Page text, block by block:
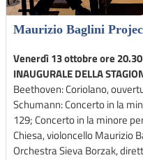
Maurizio Baglini
Venerdì 13 ottobre ore
INAUGURALE DELLA
Beethoven: Coriolano,
Schumann: Concerto in la
129; Concerto in la minore
Chiesa, violoncello Maurizio
Orchestra Sieva Borzak,